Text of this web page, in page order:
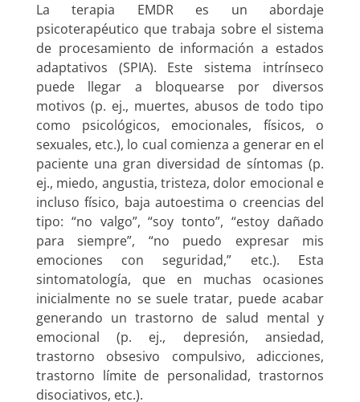
La terapia EMDR es un abordaje
psicoterapéutico que trabaja sobre el sistema
de procesamiento de información a estados
adaptativos (SPIA). Este sistema intrínseco
puede llegar a bloquearse por diversos
motivos (p. ej., muertes, abusos de todo tipo
como psicológicos, emocionales, físicos, o
sexuales, etc.), lo cual comienza a generar en el
paciente una gran diversidad de síntomas (p.
ej., miedo, angustia, tristeza, dolor emocional e
incluso físico, baja autoestima o creencias del
tipo: “no valgo”, “soy tonto”, “estoy dañado
para siempre”, “no puedo expresar mis
emociones con seguridad,” etc.). Esta
sintomatología, que en muchas ocasiones
inicialmente no se suele tratar, puede acabar
generando un trastorno de salud mental y
emocional (p. ej., depresión, ansiedad,
trastorno obsesivo compulsivo, adicciones,
trastorno límite de personalidad, trastornos
disociativos, etc.).